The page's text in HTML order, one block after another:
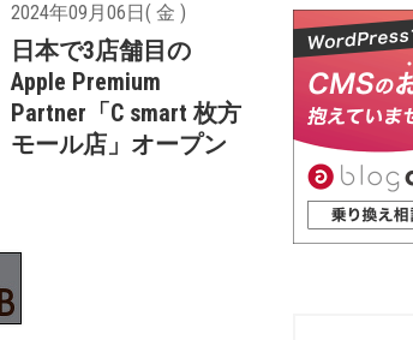
2024年09月06日( 金 )
日本で3店舗目の
Apple Premium
Partner「C smart 枚方
モール店」オープン